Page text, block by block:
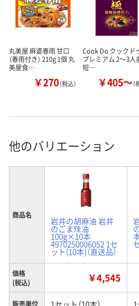
丸美屋 麻婆春雨 甘口
（春雨付き） 210g 1個 丸
美屋食…
￥270（税込）
Cook Do クックド
プレミアム 2～3人
短…
￥405～（
他のバリエーション
商品名
岩井の胡麻油 岩井
のごま辣油
100g×10本
4970250006052 1セ
ット(10本)（直送品）
価格
(税込)
￥4,545
販売単位